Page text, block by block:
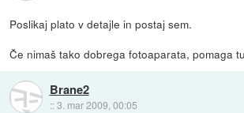
Poslikaj plato v detajle in postaj sem.
Če nimaš tako dobrega fotoaparata, pomaga
Brane2
::3. mar 2009, 00:05